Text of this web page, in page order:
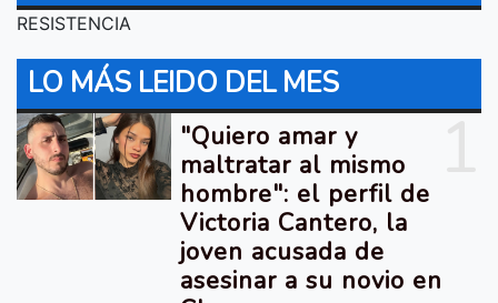
RESISTENCIA
LO MÁS LEIDO DEL MES
"Quiero amar y
maltratar al mismo
hombre": el perfil de
Victoria Cantero, la
joven acusada de
asesinar a su novio en